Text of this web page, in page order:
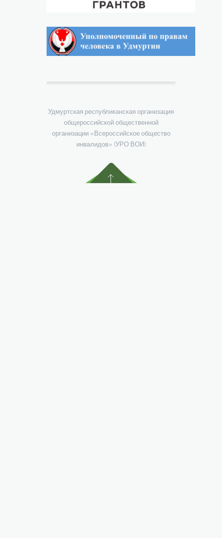
Удмуртская республиканская организация
общероссийской общественной
организации «Всероссийское общество
инвалидов» (УРО ВОИ)